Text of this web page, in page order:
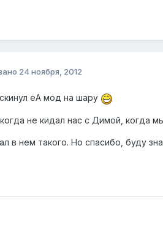
24 ноября, 2012
еА мод на шару
не кидал нас с Димой, когда
в нем такого. Но спасибо, буду